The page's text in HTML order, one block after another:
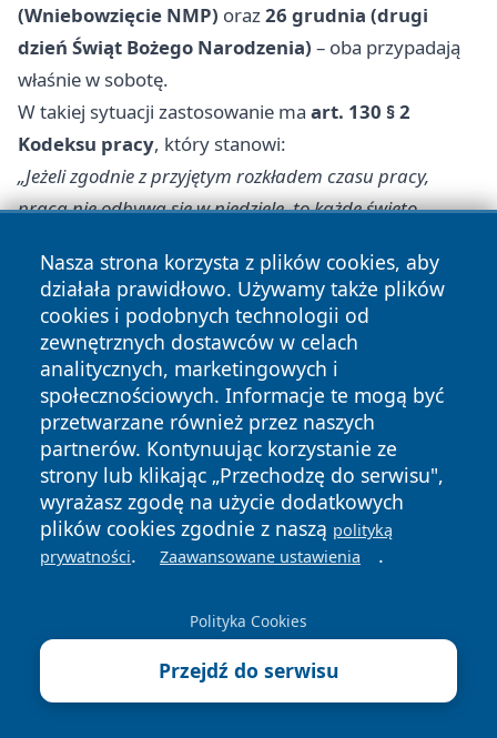
(Wniebowzięcie NMP) oraz26 grudnia (drugi
dzień Świąt Bożego Narodzenia) – oba przypadają
właśnie w sobotę.
W takiej sytuacji zastosowanie ma art. 130 § 2
Kodeksu pracy, który stanowi:
„Jeżeli zgodnie z przyjętym rozkładem czasu pracy,
praca nie odbywa się w niedziele, to każde święto
czasu pracy o 8 godzin.”
W praktyce oznacza to, że jeśli pracujecie w
standardowym systemie od poniedziałku do piątku, a
sobota nie jest dla Was dniem pracy
przypadające w sobotęobniża tygodniowy wymiar
czasu pracy, więc pracodawca musi wyznaczyć
inny dzień wolny w zamian.
Nie ma jednak przepisu, który nakazuje,kiedy
dokładnieten dzień ma być odebrany. Pracodawca
ustala termin:
albo
w porozumieniu z zespołem – często dzieje się
tak w mniejszych firmach lub przy elastycznych
Nasza strona korzysta z plików cookies, aby
działała prawidłowo. Używamy także plików
cookies i podobnych technologii od
zewnętrznych dostawców w celach
analitycznych, marketingowych i
społecznościowych. Informacje te mogą być
przetwarzane również przez naszych
partnerów. Kontynuując korzystanie ze
strony lub klikając „Przechodzę do serwisu",
wyrażasz zgodę na użycie dodatkowych
plików cookies zgodnie z naszą polityką
prywatności. Zaawansowane ustawienia .
Polityka Cookies
Przejdź do serwisu